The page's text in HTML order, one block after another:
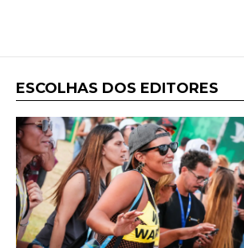
ESCOLHAS DOS EDITORES